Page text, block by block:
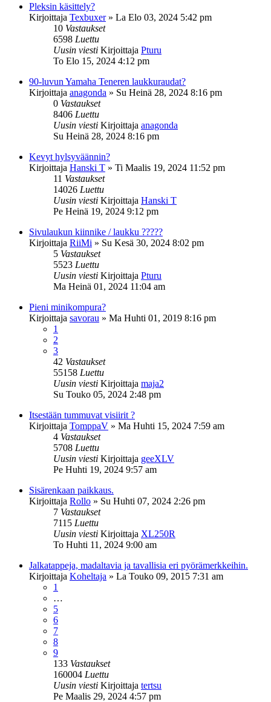
Pleksin käsittely?
Kirjoittaja Texbuxer» La Elo 03, 2024 5:42 pm
10 Vastaukset
6598 Luettu
Uusin viesti Kirjoittaja Pturu
To Elo 15, 2024 4:12 pm
90-luvun Yamaha Teneren laukkuraudat?
Kirjoittaja anagonda » Su Heinä 28, 2024 8:16 pm
0 Vastaukset
8406 Luettu
Uusin viesti Kirjoittaja anagonda
Su Heinä 28, 2024 8:16 pm
Kevyt hylsyväännin?
Kirjoittaja Hanski T » Ti Maalis 19, 2024 11:52 pm
11 Vastaukset
14026 Luettu
Uusin viesti Kirjoittaja Hanski T
Pe Heinä 19, 2024 9:12 pm
Sivulaukun kiinnike / laukku ?????
Kirjoittaja RiiMi » Su Kesä 30, 2024 8:02 pm
5 Vastaukset
5523 Luettu
Uusin viesti Kirjoittaja Pturu
Ma Heinä 01, 2024 11:04 am
Pieni minikompura?
Kirjoittaja savorau » Ma Huhti 01, 2019 8:16 pm
1
2
3
42 Vastaukset
55158 Luettu
Uusin viesti Kirjoittaja maja2
Su Touko 05, 2024 2:48 pm
Itsestään tummuvat visiirit ?
Kirjoittaja TomppaV » Ma Huhti 15, 2024 7:59 am
4 Vastaukset
5708 Luettu
Uusin viesti Kirjoittaja geeXLV
Pe Huhti 19, 2024 9:57 am
Sisärenkaan paikkaus.
Kirjoittaja Rollo » Su Huhti 07, 2024 2:26 pm
7 Vastaukset
7115 Luettu
Uusin viesti Kirjoittaja XL250R
To Huhti 11, 2024 9:00 am
Jalkatappeja, madaltavia ja tavallisia eri pyörämerkkeihin.
Kirjoittaja Koheltaja » La Touko 09, 2015 7:31 am
1
…
5
6
7
8
9
133 Vastaukset
160004 Luettu
Uusin viesti Kirjoittaja tertsu
Pe Maalis 29, 2024 4:57 pm